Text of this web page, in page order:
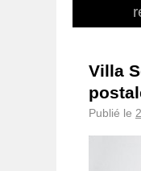
Villa
Publié le